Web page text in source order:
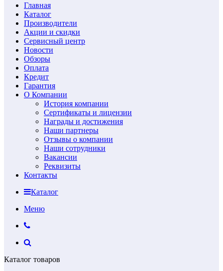
Главная
Каталог
Производители
Акции и скидки
Сервисный центр
Новости
Обзоры
Оплата
Кредит
Гарантия
О Компании
История компании
Сертификаты и лицензии
Награды и достижения
Наши партнеры
Отзывы о компании
Наши сотрудники
Вакансии
Реквизиты
Контакты
Каталог
Меню
Каталог товаров